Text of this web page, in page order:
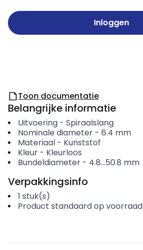
Inloggen
Toon documentatie
Belangrijke informatie
Uitvoering- Spiraalslang
Nominale diameter- 6.4 mm
Materiaal- Kunststof
Kleur- Kleurloos
Bundeldiameter- 4.8...50.8 mm
Verpakkingsinfo
1 stuk(s)
Product standaard op voorraad